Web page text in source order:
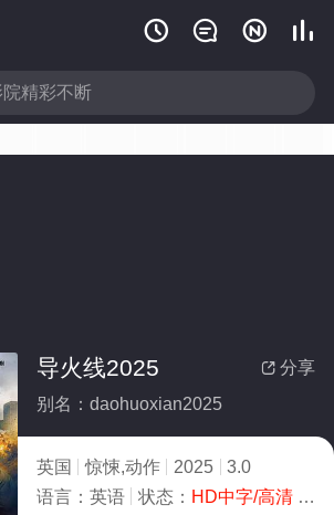
   
 分享
导火线2025
别名：daohuoxian2025
英国 惊悚,动作 2025
3.0
语言： 英语 状态： HD中字/高清- 免费在线观看